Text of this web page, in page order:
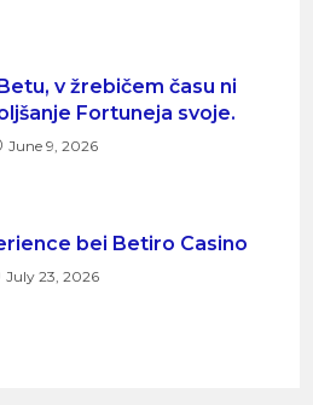
v žrebičem času ni
Fortuneja svoje.
June 9, 2026
bei Betiro Casino
July 23, 2026